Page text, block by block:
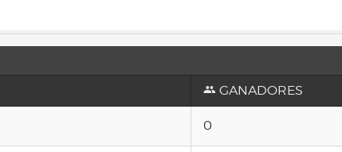
GANADORES
0